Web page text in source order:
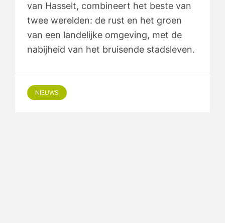
van Hasselt, combineert het beste van
twee werelden: de rust en het groen
van een landelijke omgeving, met de
nabijheid van het bruisende stadsleven.
NIEUWS